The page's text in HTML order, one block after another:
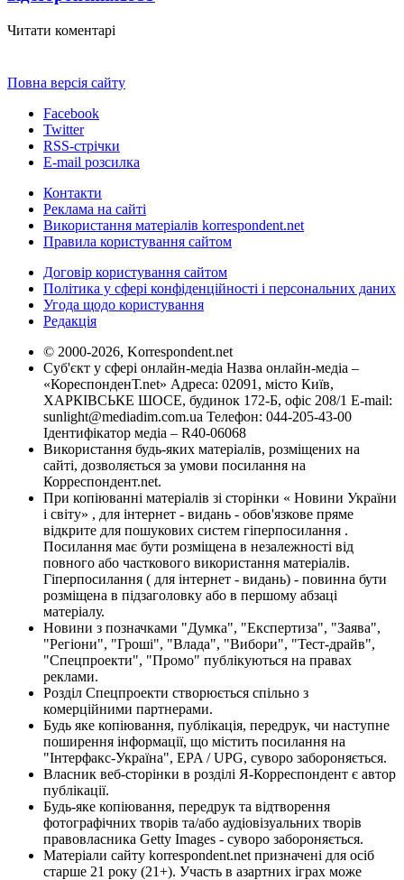
Читати коментарі
Повна версія сайту
Facebook
Twitter
RSS-стрічки
E-mail розсилка
Контакти
Реклама на сайті
Використання матеріалів korrespondent.net
Правила користування сайтом
Договір користування сайтом
Політика у сфері конфіденційності і персональних даних
Угода щодо користування
Редакція
© 2000-2026, Korrespondent.net
Суб'єкт у сфері онлайн-медіа Назва онлайн-медіа –
«КореспонденТ.net» Адреса: 02091, місто Київ,
ХАРКІВСЬКЕ ШОСЕ, будинок 172-Б, офіс 208/1 E-mail:
sunlight@mediadim.com.ua Телефон: 044-205-43-00
Ідентифікатор медіа – R40-06068
Використання будь-яких матеріалів, розміщених на
сайті, дозволяється за умови посилання на
Корреспондент.net.
При копіюванні матеріалів зі сторінки « Новини України
і світу» , для інтернет - видань - обов'язкове пряме
відкрите для пошукових систем гіперпосилання .
Посилання має бути розміщена в незалежності від
повного або часткового використання матеріалів.
Гіперпосилання ( для інтернет - видань) - повинна бути
розміщена в підзаголовку або в першому абзаці
матеріалу.
Новини з позначками "Думка", "Експертиза", "Заява",
"Регіони", "Гроші", "Влада", "Вибори", "Тест-драйв",
"Спецпроекти", "Промо" публікуються на правах
реклами.
Розділ Спецпроекти створюється спільно з
комерційними партнерами.
Будь яке копіювання, публікація, передрук, чи наступне
поширення інформації, що містить посилання на
"Інтерфакс-Україна", EPA / UPG, суворо забороняється.
Власник веб-сторінки в розділі Я-Корреспондент є автор
публікації.
Будь-яке копіювання, передрук та відтворення
фотографічних творів та/або аудіовізуальних творів
правовласника Getty Images - суворо забороняється.
Матеріали сайту korrespondent.net призначені для осіб
старше 21 року (21+). Участь в азартних іграх може